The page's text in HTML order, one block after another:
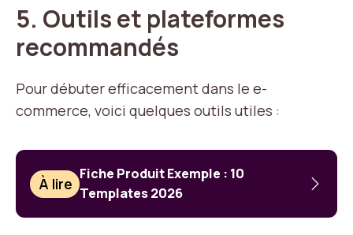
5. Outils et plateformes
recommandés
Pour débuter efficacement dans le e-
commerce, voici quelques outils utiles :
À lire
Fiche Produit Exemple : 10
Templates 2026